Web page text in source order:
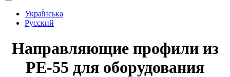
Украї́нська
Русский
Направляющие профили из
PE-55 для оборудования